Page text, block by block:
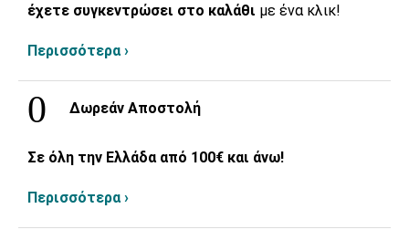
έχετε συγκεντρώσει στο καλάθι με ένα κλικ!
Περισσότερα ›
Δωρεάν Αποστολή
Σε όλη την Ελλάδα από 100€ και άνω!
Περισσότερα ›